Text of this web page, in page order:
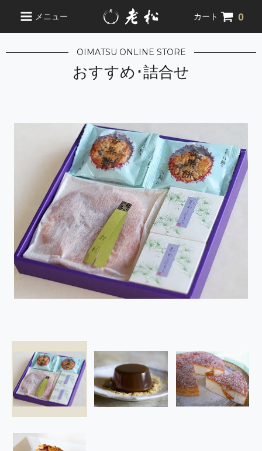
メニュー カート 0
OIMATSU ONLINE STORE
おすすめ･詰合せ